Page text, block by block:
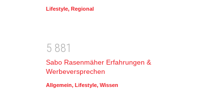
Lifestyle, Regional
5 881
Sabo Rasenmäher Erfahrungen &
Werbeversprechen
Allgemein, Lifestyle, Wissen